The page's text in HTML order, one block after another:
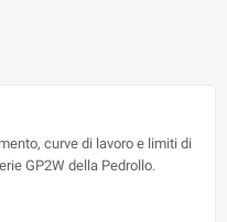
curve di lavoro e limiti di
GP2W della Pedrollo.